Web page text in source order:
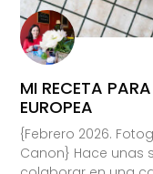
MI RECETA
EUROPEA
{Febrero 2026.
Canon} Hace unas